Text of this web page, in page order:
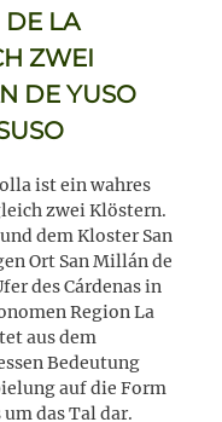
DE LA
ZWEI
DE YUSO
ist ein wahres
zwei Klöstern.
dem Kloster San
Ort San Millán de
des Cárdenas in
Region La
aus dem
Bedeutung
auf die Form
das Tal dar.